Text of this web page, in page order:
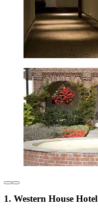
1. Western House Hotel